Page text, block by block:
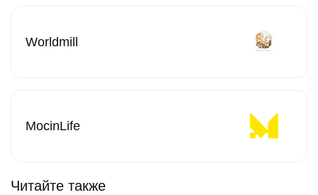
Worldmill
MocinLife
Читайте также